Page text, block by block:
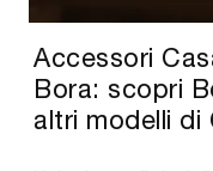
Accessori
Bora: scopri
altri modelli di